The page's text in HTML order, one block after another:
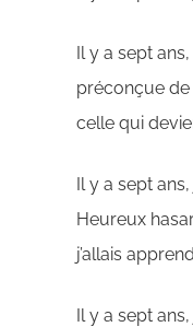
Il y a sept
préconçue de
celle qui
Il y a sept
Heureux
j’allais
Il y a sept